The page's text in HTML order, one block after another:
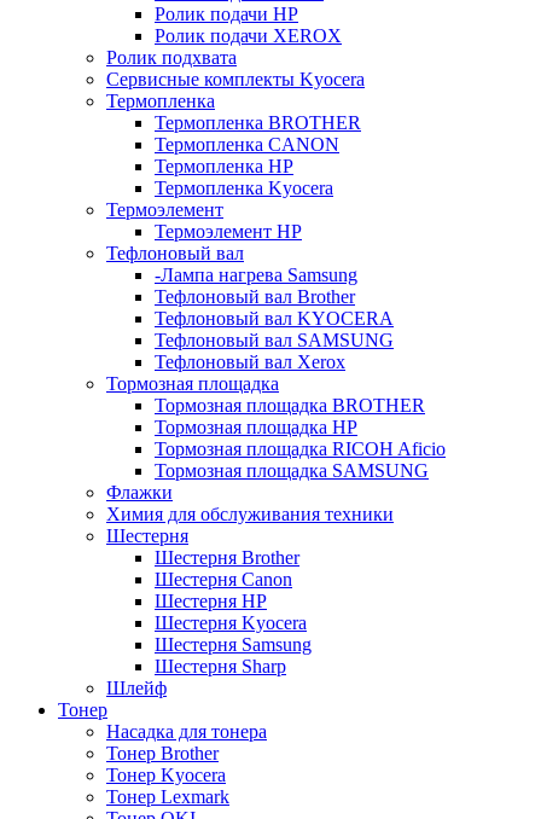
Ролик подачи HP
Ролик подачи XEROX
Ролик подхвата
Сервисные комплекты Kyocera
Термопленка
Термопленка BROTHER
Термопленка CANON
Термопленка HP
Термопленка Kyocera
Термоэлемент
Термоэлемент НР
Тефлоновый вал
-Лампа нагрева Samsung
Тефлоновый вал Brother
Тефлоновый вал KYOCERA
Тефлоновый вал SAMSUNG
Тефлоновый вал Xerox
Тормозная площадка
Тормозная площадка BROTHER
Тормозная площадка HP
Тормозная площадка RICOH Aficio
Тормозная площадка SAMSUNG
Флажки
Химия для обслуживания техники
Шестерня
Шестерня Brother
Шестерня Canon
Шестерня HP
Шестерня Kyocera
Шестерня Samsung
Шестерня Sharp
Шлейф
Тонер
Насадка для тонера
Тонер Brother
Тонер Kyocera
Тонер Lexmark